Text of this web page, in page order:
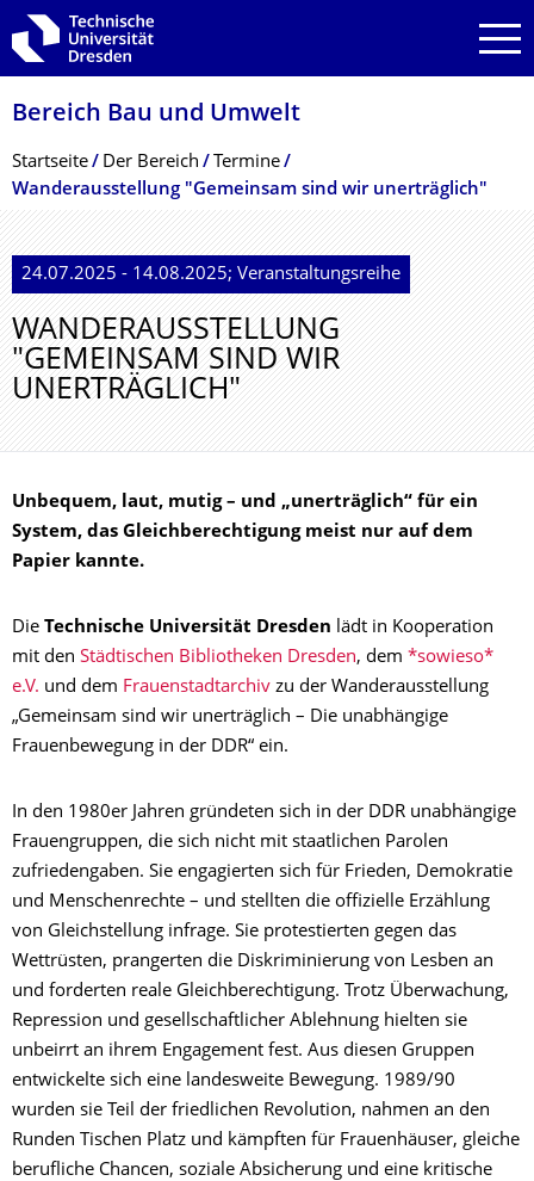
Zur Hauptnavigation springen
Zur Suche springen
Zum Inhalt springen
Bereich Bau und Umwelt
Breadcrumb-Menü
Startseite Der Bereich
Termine
Wanderausstellung "Gemeinsam sind wir unerträglich"
24.07.2025 - 14.08.2025; Veranstaltungsreihe
WANDERAUSSTELLUNG
"GEMEINSAM SIND WIR
UNERTRÄGLICH"
Unbequem, laut, mutig – und „unerträglich“ für ein
System, das Gleichberechtigung meist nur auf dem
Papier kannte.
Die Technische Universität Dresden lädt in Kooperation
mit den Städtischen Bibliotheken Dresden, dem *sowieso*
e.V. und dem Frauenstadtarchiv zu der Wanderausstellung
„Gemeinsam sind wir unerträglich – Die unabhängige
Frauenbewegung in der DDR“ ein.
In den 1980er Jahren gründeten sich in der DDR unabhängige
Frauengruppen, die sich nicht mit staatlichen Parolen
zufriedengaben. Sie engagierten sich für Frieden, Demokratie
und Menschenrechte – und stellten die offizielle Erzählung
von Gleichstellung infrage. Sie protestierten gegen das
Wettrüsten, prangerten die Diskriminierung von Lesben an
und forderten reale Gleichberechtigung. Trotz Überwachung,
Repression und gesellschaftlicher Ablehnung hielten sie
unbeirrt an ihrem Engagement fest. Aus diesen Gruppen
entwickelte sich eine landesweite Bewegung. 1989/90
wurden sie Teil der friedlichen Revolution, nahmen an den
Runden Tischen Platz und kämpften für Frauenhäuser, gleiche
berufliche Chancen, soziale Absicherung und eine kritische